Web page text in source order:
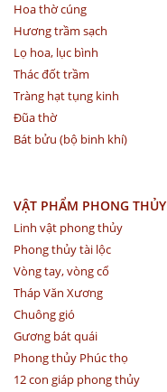
Hoa thờ cúng
Hương trầm sạch
Lọ hoa, lục bình
Thác đốt trầm
Tràng hạt tụng kinh
Đũa thờ
Bát bửu (bộ binh khí)
VẬT PHẨM PHONG THỦY
Linh vật phong thủy
Phong thủy tài lộc
Vòng tay, vòng cổ
Tháp Văn Xương
Chuông gió
Gương bát quái
Phong thủy Phúc thọ
12 con giáp phong thủy